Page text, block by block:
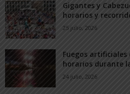
Gigantes y
horarios y
25 julio, 2026
Fuegos artificiales
horarios durante
24 julio, 2026